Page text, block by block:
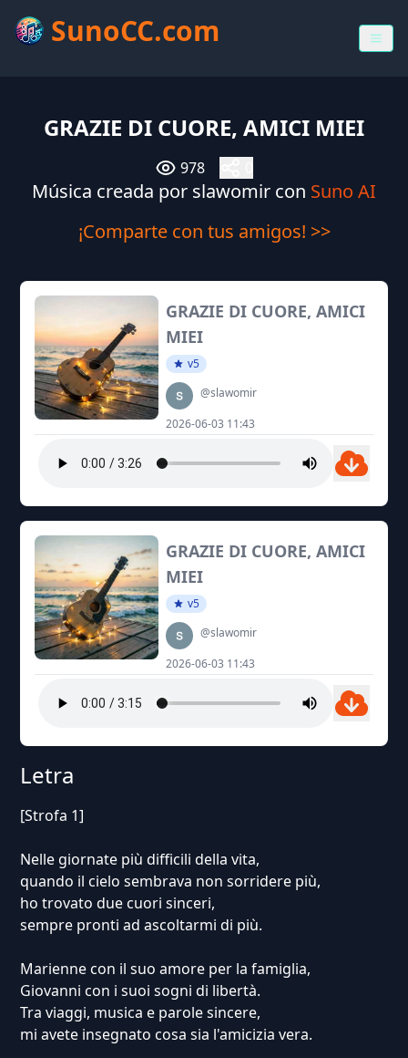
SunoCC.com
GRAZIE DI CUORE, AMICI MIEI
978
Música creada por slawomir con Suno AI
¡Comparte con tus amigos! >>
GRAZIE DI CUORE, AMICI
MIEI
v5
@slawomir
2026-06-03 11:43
GRAZIE DI CUORE, AMICI
MIEI
v5
@slawomir
2026-06-03 11:43
Letra
[Strofa 1]
Nelle giornate più difficili della vita,
quando il cielo sembrava non sorridere più,
ho trovato due cuori sinceri,
sempre pronti ad ascoltarmi di più.
Marienne con il suo amore per la famiglia,
Giovanni con i suoi sogni di libertà.
Tra viaggi, musica e parole sincere,
mi avete insegnato cosa sia l'amicizia vera.